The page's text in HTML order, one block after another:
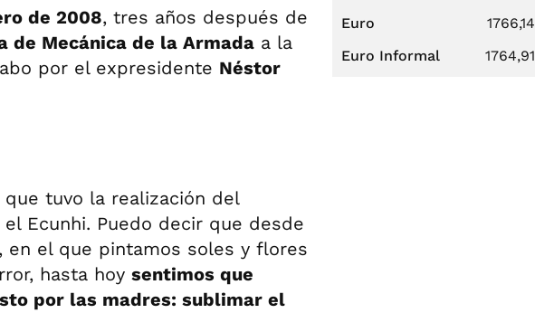
de 2008, tres años después de
de Mecánica de la Armada a la
por el expresidente Néstor
tuvo la realización del
Ecunhi. Puedo decir que desde
en el que pintamos soles y flores
hasta hoy sentimos que
por las madres: sublimar el
Euro
1766,14
Euro Informal
1764,91